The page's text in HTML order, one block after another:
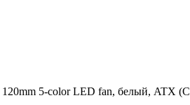
120mm 5-color LED fan, белый, ATX